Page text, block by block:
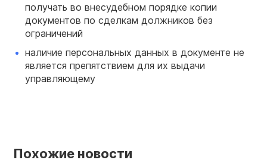
получать во внесудебном порядке копии
документов по сделкам должников без
ограничений
наличие персональных данных в документе не
является препятствием для их выдачи
управляющему
Похожие новости